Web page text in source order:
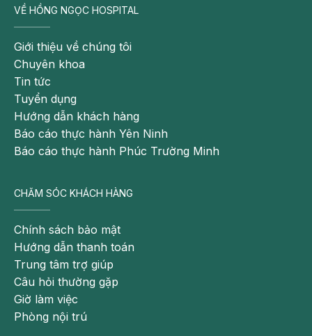
VỀ HỒNG NGỌC HOSPITAL
Giới thiệu về chúng tôi
Chuyên khoa
Tin tức
Tuyển dụng
Hướng dẫn khách hàng
Báo cáo thực hành Yên Ninh
Báo cáo thực hành Phúc Trường Minh
CHĂM SÓC KHÁCH HÀNG
Chính sách bảo mật
Hướng dẫn thanh toán
Trung tâm trợ giúp
Câu hỏi thường gặp
Giờ làm việc
Phòng nội trú